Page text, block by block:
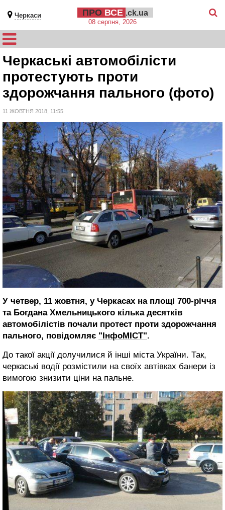
Черкаси ПРО ВСЕ .ck.ua
08 серпня, 2026
Черкаські автомобілісти
протестують проти
здорожчання пального (фото)
11 ЖОВТНЯ 2018, 11:55
У четвер, 11 жовтня, у Черкасах на площі 700-річчя
та Богдана Хмельницького кілька десятків
автомобілістів почали протест проти здорожчання
пального, повідомляє "ІнфоМІСТ".
До такої акції долучилися й інші міста України. Так,
черкаські водії розмістили на своїх автівках банери із
вимогою знизити ціни на пальне.